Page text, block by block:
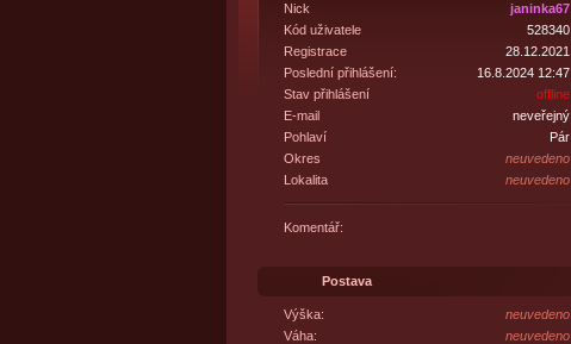
Nick
janinka67
Kód uživatele
528340
Registrace
28.12.2021
Poslední přihlášení:
16.8.2024 12:47
Stav přihlášení
offline
E-mail
neveřejný
Pohlaví
Pár
Okres
neuvedeno
Lokalita
neuvedeno
Komentář:
Postava
Výška:
neuvedeno
Váha:
neuvedeno